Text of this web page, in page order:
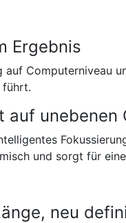
Ergebnis
auf Computerniveau
führt.
auf unebenen
und sorgt für
neu